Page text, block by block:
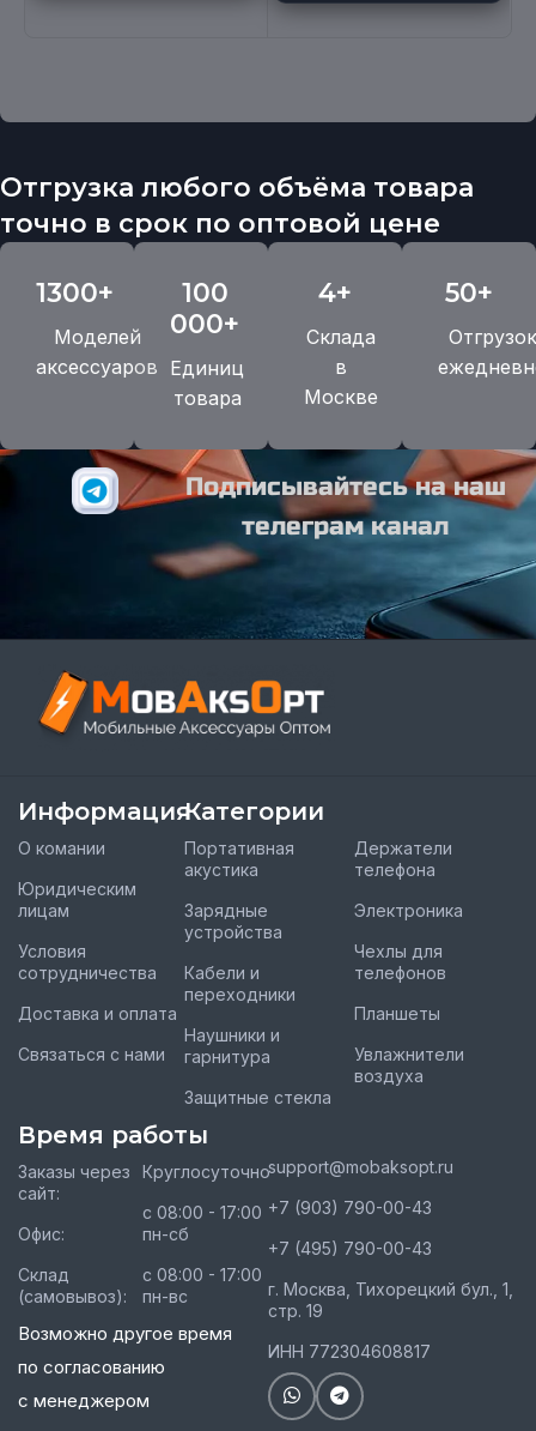
Отгрузка любого объёма товара
точно в срок по оптовой цене
1300+
Моделей
аксессуаров
100
000+
Единиц
товара
4+
Склада
в
Москве
50+
Отгрузок
Подписывайтесь на наш
телеграм канал
Информация
О комании
Юридическим
лицам
Условия
сотрудничества
Доставка и оплата
Связаться с нами
Категории
Портативная
акустика
Зарядные
устройства
Кабели и
переходники
Наушники и
гарнитура
Защитные стекла
Держатели
телефона
Электроника
Чехлы для
телефонов
Планшеты
Увлажнители
воздуха
Время работы
Заказы через
сайт:
Офис:
Склад
(самовывоз):
Круглосуточно
с 08:00 - 17:00
пн-сб
с 08:00 - 17:00
пн-вс
Возможно другое время
по согласованию
с менеджером
support@mobaksopt.ru
+7 (903) 790-00-43
+7 (495) 790-00-43
г. Москва, Тихорецкий бул., 1,
стр. 19
ИНН 772304608817